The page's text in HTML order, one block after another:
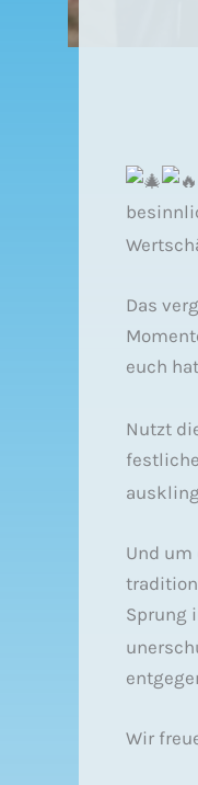
Das
euch
Nutzt
Und
Sprung
Wir